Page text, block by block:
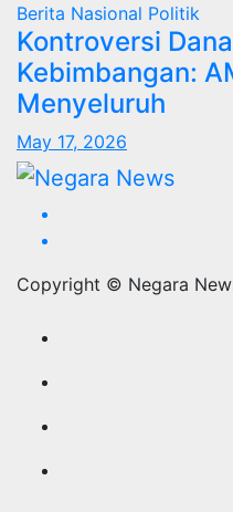
Berita Nasional Politik
Kontroversi
Kebimbangan:
Menyeluruh
May 17, 2026
Copyright © Negara